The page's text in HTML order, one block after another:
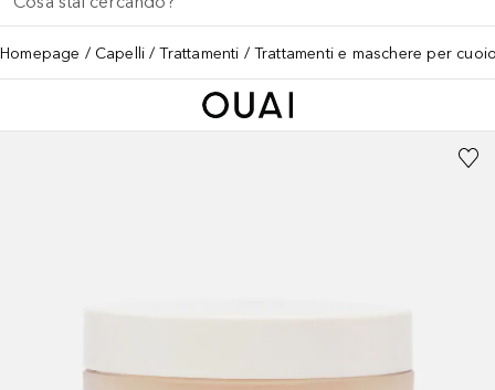
Homepage Capelli Trattamenti Trattamenti e maschere per